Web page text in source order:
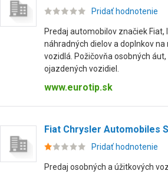
Pridať hodnotenie
Predaj automobilov značiek Fiat,
náhradných dielov a doplnkov
vozidlá. Požičovňa osobných áut,
ojazdených vozidiel.
www.eurotip.sk
Fiat Chrysler Automobiles
Pridať hodnotenie
Predaj osobných a úžitkových